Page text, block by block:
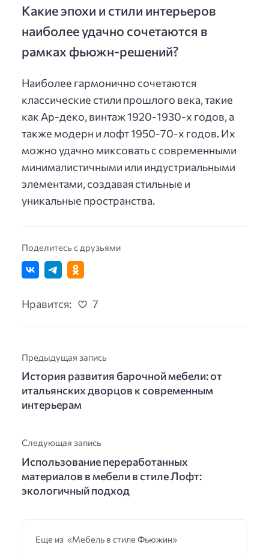
Какие эпохи и стили интерьеров
наиболее удачно сочетаются в
рамках фьюжн-решений?
Наиболее гармонично сочетаются
классические стили прошлого века, такие
как Ар-деко, винтаж 1920-1930-х годов, а
также модерн и лофт 1950-70-х годов. Их
можно удачно миксовать с современными
минималистичными или индустриальными
элементами, создавая стильные и
уникальные пространства.
Поделитесь с друзьями
Нравится: 7
Предыдущая запись
История развития барочной мебели: от
итальянских дворцов к современным
интерьерам
Следующая запись
Использование переработанных
материалов в мебели в стиле Лофт:
экологичный подход
Еще из «Мебель в стиле Фьюжин»